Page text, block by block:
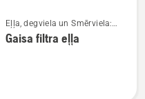
vairāk
informācijas
Eļļa, degviela un Smērviela:
Ziede
Gaisa filtra eļļa